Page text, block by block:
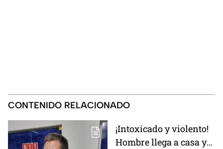
CONTENIDO RELACIONADO
¡Intoxicado y violento!
Hombre llega a casa y